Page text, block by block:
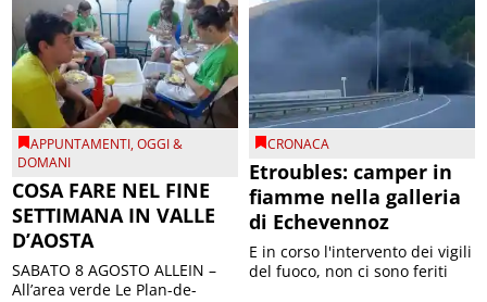
APPUNTAMENTI,OGGI &
DOMANI
COSA FARE NEL FINE
SETTIMANA IN VALLE
D’AOSTA
SABATO 8 AGOSTO ALLEIN –
All’area verde Le Plan-de-
CRONACA
Etroubles: camper in
fiamme nella galleria
di Echevennoz
E in corso l'intervento dei vigili
del fuoco, non ci sono feriti